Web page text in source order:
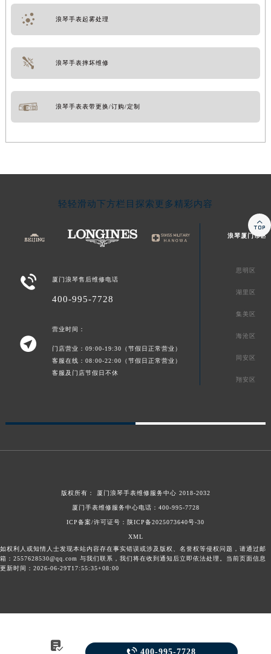
浪琴手表起雾处理
浪琴手表摔坏维修
浪琴手表表带更换/订购/定制
轻轻滑动下方栏目探索更多精彩内容
 厦门浪琴售后维修电话
400-995-7728

营业时间：
门店营业：09:00-19:30（节假日正常营业）
客服在线：08:00-22:00（节假日正常营业）
客服及门店节假日不休
浪琴厦门市区
思明区
湖里区
集美区
海沧区
同安区
翔安区
版权所有： 厦门浪琴手表维修服务中心 2018-2032
厦门手表维修服务中心电话： 400-995-7728
ICP备案/许可证号：陕ICP备2025073640号-30
XML
如权利人或知情人士发现本站内容存在事实错误或涉及版权、名誉权等侵权问题，请通过邮
箱：2557628530@qq.com 与我们联系，我们将在收到通知后立即依法处理。当前页面信息
更新时间：2026-06-29T17:55:35+08:00
 400-995-7728
